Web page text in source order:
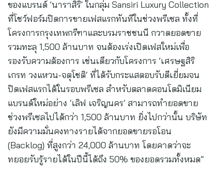
ของแบรนด์ ‘นาราสิริ’ ในกลุ่ม Sansiri Luxury Collection
ที่โชว์ฟอร์มปิดการขายเฟสแรกทันทีในช่วงพรีเซล ทั้งที่
โครงการกรุงเทพกรีฑาและบรมราชชนนี กวาดยอดขาย
รวมทะลุ 1,500 ล้านบาท จนต้องเร่งเปิดเฟสใหม่เพื่อ
รองรับความต้องการ เช่นเดียวกับโครงการ ‘เศรษฐสิริ
เกรท วงแหวน-จตุโชติ’ ที่ได้รับกระแสตอบรับดีเยี่ยมจน
ปิดเฟสแรกได้ในรอบพรีเซล สำหรับตลาดคอนโดมิเนียม
แบรนด์ใหม่อย่าง ‘เลิฟ เจริญนคร’ สามารถทำยอดขาย
ช่วงพรีเซลไปได้กว่า 1,500 ล้านบาท ยิ่งไปกว่านั้น บริษัท
ยังมีความมั่นคงทางรายได้จากยอดขายรอโอน
(Backlog) ที่สูงกว่า 24,000 ล้านบาท โดยคาดว่าจะ
ทยอยรับรู้รายได้ในปีนี้ได้ถึง 50% ของยอดรวมทั้งหมด”